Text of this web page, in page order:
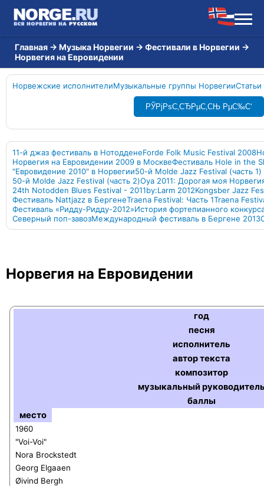
Главная → Музыка Норвегии → Фестивали в Норвегии →
Норвегия на Евровидении
Норвежские исполнителиМузыкальные группы Норвегии
РЎРјРѕС‚СЂРµС‚СЊ РµС‰С‘
11-й джаз фестиваль в НотодденеForde Folk Music Festival 2008
Норвегия на Евровидении 2009 в МосквеФестиваль Hole in the
"Евровидение 2010" в Норвегии50-й Molde Jazz Festival (часть 1)
50-й Molde Jazz Festival (часть 2)Oya 2011: Дорогая моя
24th Notodden Blues Festival - 2011by:Larm 2012Kongsber Jazz
Фестиваль Nattjazz в БергенеTraena Festival: Часть 1Traena
Фестиваль «Ридду-Ридду-2012»История фортепианного
Северный поп-завозМеждународный фестиваль в Бергене 2013
Норвегия на Евровидении
год
песня
исполнитель
автор текста
композитор
музыкальный
баллы
место
1960
"Voi-Voi"
Nora Brockstedt
Georg Elgaaen
Øivind Bergh